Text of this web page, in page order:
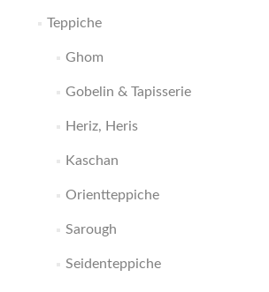
Teppiche
Ghom
Gobelin & Tapisserie
Heriz, Heris
Kaschan
Orientteppiche
Sarough
Seidenteppiche